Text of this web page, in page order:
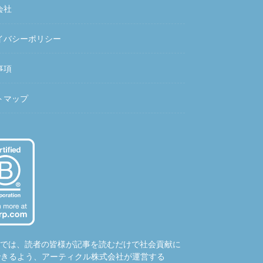
社
バシーポリシー
項
マップ
は、読者の皆様が記事を読むだけで社会貢献に
るよう、アーティクル株式会社が運営する